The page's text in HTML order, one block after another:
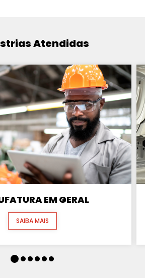
Atendidas
EM GERAL
SAIBA MAIS